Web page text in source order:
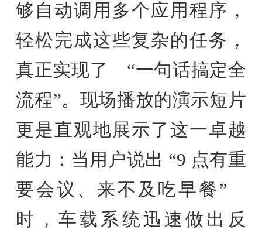
够自动调用多个应用程序，
轻松完成这些复杂的任务，
真正实现了 “一句话搞定全
流程”。现场播放的演示短片
更是直观地展示了这一卓越
能力：当用户说出 “9 点有重
要会议、来不及吃早餐”
时，车载系统迅速做出反